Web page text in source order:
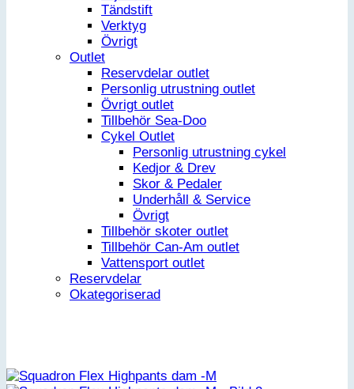
Tändstift
Verktyg
Övrigt
Outlet
Reservdelar outlet
Personlig utrustning outlet
Övrigt outlet
Tillbehör Sea-Doo
Cykel Outlet
Personlig utrustning cykel
Kedjor & Drev
Skor & Pedaler
Underhåll & Service
Övrigt
Tillbehör skoter outlet
Tillbehör Can-Am outlet
Vattensport outlet
Reservdelar
Okategoriserad